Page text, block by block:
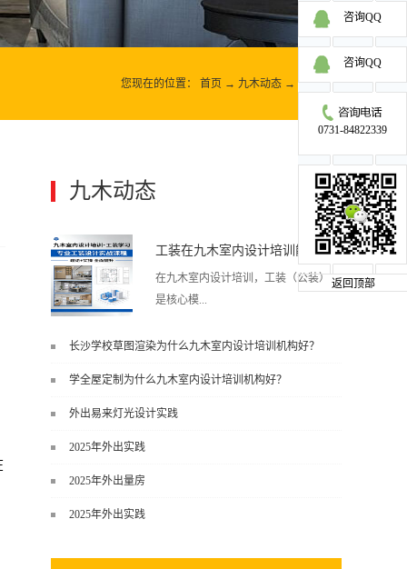
您现在的位置： 首页 → 九木动态 → 九木动态
九木动态 更多>>
工装在九木室内设计培训能学到东西吗?
在九木室内设计培训，工装（公装）
是核心模...
直接用于工作的东西，不是泛泛而
谈，而是从规范、软件、材料、施工
烟、照明、材料耐脏耐磨• 办公空间：
长沙学校草图渲染为什么九木室内设计培训机构好？
学全屋定制为什么九木室内设计培训机构好？
外出易来灯光设计实践
2025年外出实践
2025年外出量房
2025年外出实践
咨询QQ
咨询QQ
0731-84822339
返回顶部